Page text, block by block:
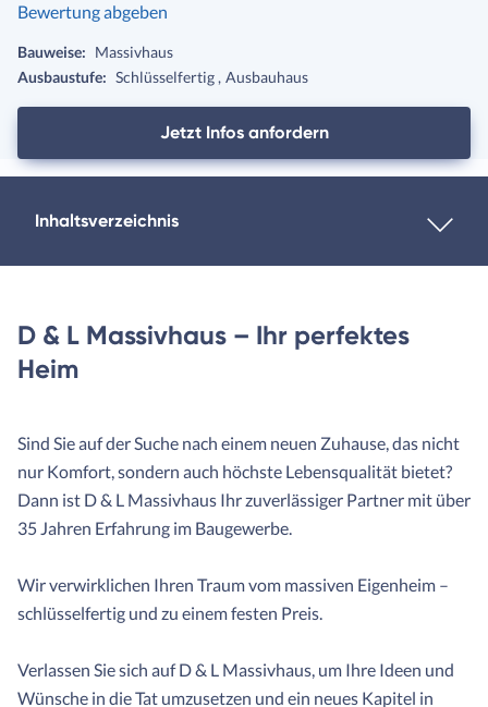
Bewertung abgeben
Bauweise: Massivhaus
Ausbaustufe: Schlüsselfertig Ausbauhaus
Jetzt Infos anfordern
Inhaltsverzeichnis
D & L Massivhaus – Ihr perfektes
Heim
Sind Sie auf der Suche nach einem neuen Zuhause, das nicht
nur Komfort, sondern auch höchste Lebensqualität bietet?
Dann ist D & L Massivhaus Ihr zuverlässiger Partner mit über
35 Jahren Erfahrung im Baugewerbe.
Wir verwirklichen Ihren Traum vom massiven Eigenheim –
schlüsselfertig und zu einem festen Preis.
Verlassen Sie sich auf D & L Massivhaus, um Ihre Ideen und
Wünsche in die Tat umzusetzen und ein neues Kapitel in